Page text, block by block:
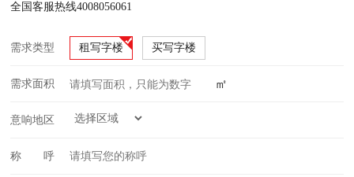
全国客服热线4008056061
需求类型 租写字楼 买写字楼
需求面积 ㎡
意响地区
称 呼